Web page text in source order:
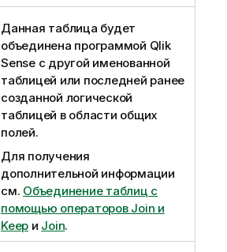
Данная таблица будет
объединена программой Qlik
Senseс другой именованной
таблицей или последней ранее
созданной логической
таблицей в области общих
полей.
Для получения
дополнительной информации
см. Объединение таблиц с
помощью операторов Join и
Keep и Join.